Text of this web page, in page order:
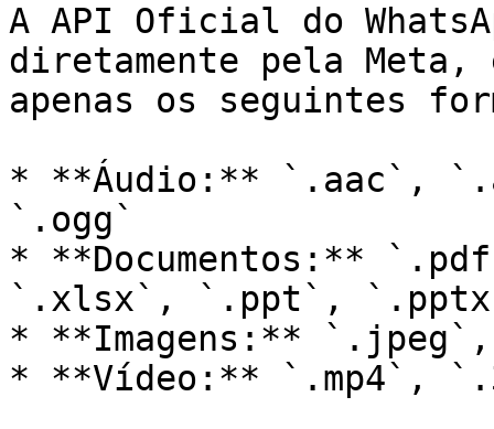
A API Oficial do
diretamente pela
apenas os seguintes
* **Áudio:** `.aac`,
`.ogg`
* **Documentos:**
`.xlsx`, `.ppt`,
* **Imagens:**
* **Vídeo:** `.mp4`,